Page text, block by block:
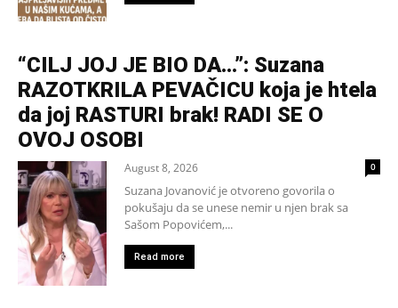
“CILJ JOJ JE BIO DA…”: Suzana
RAZOTKRILA PEVAČICU koja je htela
da joj RASTURI brak! RADI SE O
OVOJ OSOBI
August 8, 2026 0
Suzana Jovanović je otvoreno govorila o
pokušaju da se unese nemir u njen brak sa
Sašom Popovićem,...
Read more